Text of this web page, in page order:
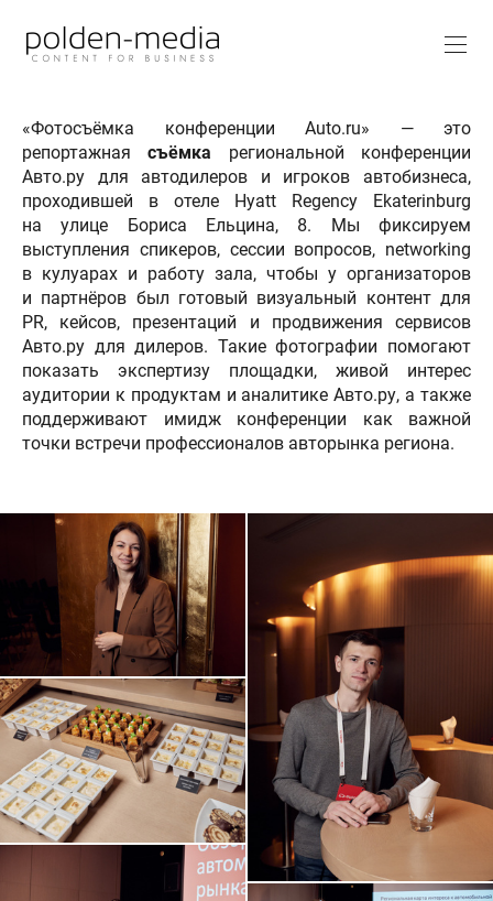
«Фотосъёмка конференции Auto.ru» — это
репортажнаясъёмка региональной конференции
Авто.ру для автодилеров и игроков автобизнеса,
проходившей в отеле Hyatt Regency Ekaterinburg
на улице Бориса Ельцина, 8. Мы фиксируем
выступления спикеров, сессии вопросов, networking
в кулуарах и работу зала, чтобы у организаторов
и партнёров был готовый визуальный контент для
PR, кейсов, презентаций и продвижения сервисов
Авто.ру для дилеров. Такие фотографии помогают
показать экспертизу площадки, живой интерес
аудитории к продуктам и аналитике Авто.ру, а также
поддерживают имидж конференции как важной
точки встречи профессионалов авторынка региона.